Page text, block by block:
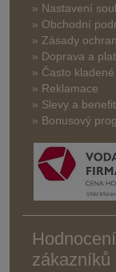
» Nastavení
» Obchodní
» Zásady
» Doprava a
» Často
» Reklamace
» Slevy a
» Bonusový
Hodnocení
zákazníků